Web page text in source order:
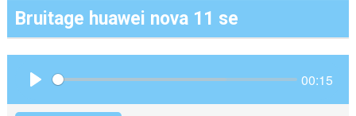
Bruitage huawei nova 11 se
00:15